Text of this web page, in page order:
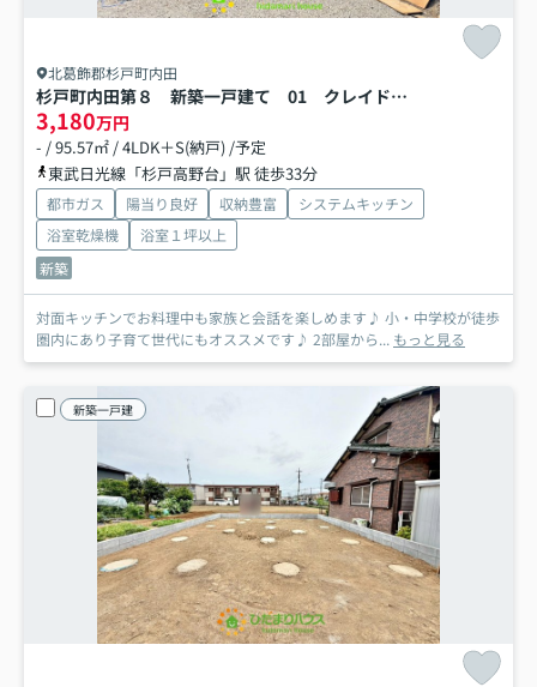
北葛飾郡杉戸町内田
杉戸町内田第８ 新築一戸建て 01 クレイドルガーデン
3,180万円
- / 95.57㎡ / 4LDK＋S(納戸) /予定
東武日光線「杉戸高野台」駅 徒歩33分
都市ガス 陽当り良好 収納豊富
システムキッチン
浴室乾燥機
浴室１坪以上
新築
対面キッチンでお料理中も家族と会話を楽しめます♪ 小・中学校が徒歩
圏内にあり子育て世代にもオススメです♪ 2部屋から... もっと見る
新築一戸建